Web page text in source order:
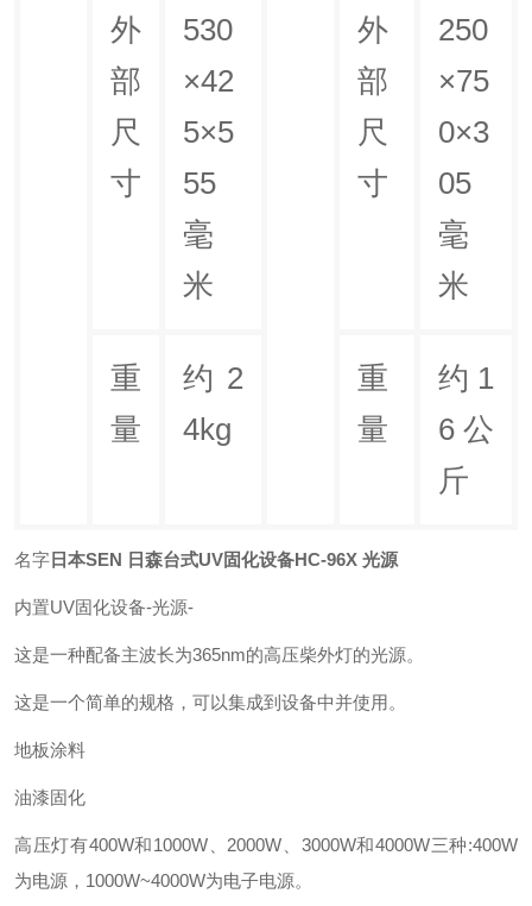
外
部
尺
寸
530
×42
5×5
55
毫
米
外
部
尺
寸
250
×75
0×3
05
毫
米
重
量
约2
4kg
重
量
约 1
6 公
斤
名字 日本SEN 日森台式UV固化设备HC-96X 光源
内置UV固化设备-光源-
这是一种配备主波长为365nm的高压柴外灯的光源。
这是一个简单的规格，可以集成到设备中并使用。
地板涂料
油漆固化
高压灯有400W和1000W、2000W、3000W和4000W三种:400W
为电源，1000W~4000W为电子电源。